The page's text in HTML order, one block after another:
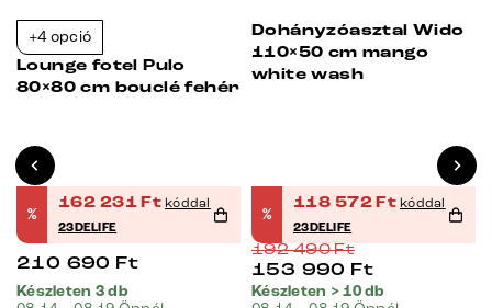
+4 opció
Lounge fotel Pulo
80×80 cm bouclé fehér
%
162 231Ft kóddal
23DELIFE
210 690 Ft
Készleten 3 db
Bestseller -38%
Dohányzóasztal Wido
110×50 cm mango
white wash
%
118 572Ft kóddal
23DELIFE
192 490Ft
153 990 Ft
Készleten > 10 db